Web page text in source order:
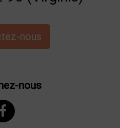
nous
nous